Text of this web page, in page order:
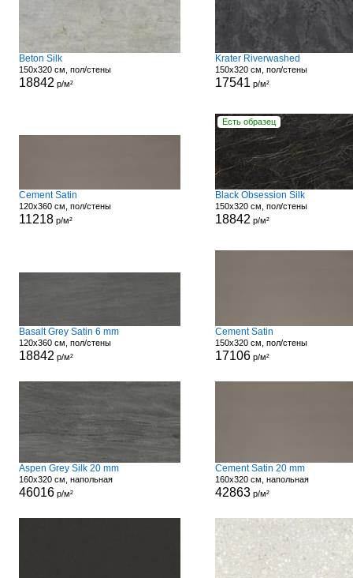
Beton Silk
150x320 см, пол/стены
18842 р/м²
Krater Riverwashed
150x320 см, пол/стены
17541 р/м²
Cement Satin
120x360 см, пол/стены
11218р/м²
Есть образец
Black Obsession Silk
150x320 см, пол/стены
18842 р/м²
Basalt Grey Satin 6 mm
120x360 см, пол/стены
18842 р/м²
Cement Satin
150x320 см, пол/стены
17106р/м²
Aspen Grey Silk 20 mm
160x320 см, напольная
46016р/м²
Cement Satin 20 mm
160x320 см, напольная
42863р/м²